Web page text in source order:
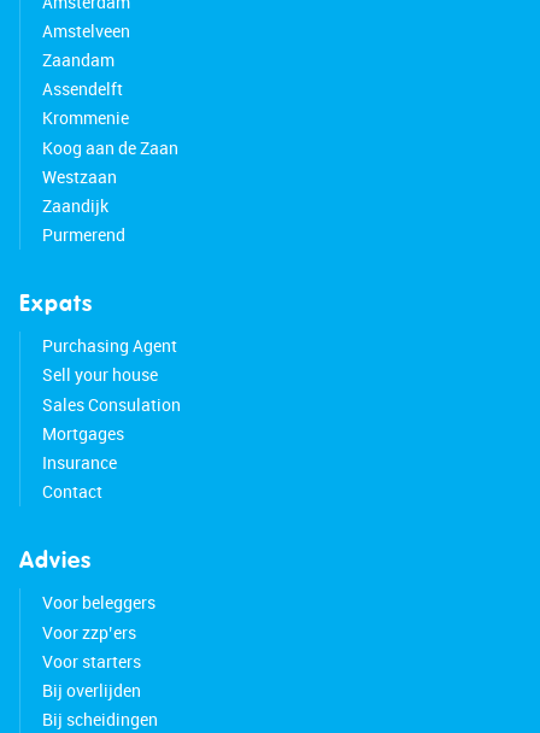
conditioning
• Private parking space and storage room in the
complex. More parking spots available optionally
• Center within cycling distance
• Close to major roads
• Energy label A
• Active owners association: service costs € 517,-
p.m. incl. parking spot and storage space
• Full ownership
Amstelveen
Zaandam
Assendelft
Krommenie
Koog aan de Zaan
Westzaan
Zaandijk
Purmerend
Expats
Purchasing Agent
Sell your house
Sales Consulation
Mortgages
Insurance
Contact
Advies
Voor beleggers
Voor zzp’ers
Voor starters
Bij overlijden
Bij scheidingen